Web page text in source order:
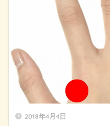
2018年4月4日